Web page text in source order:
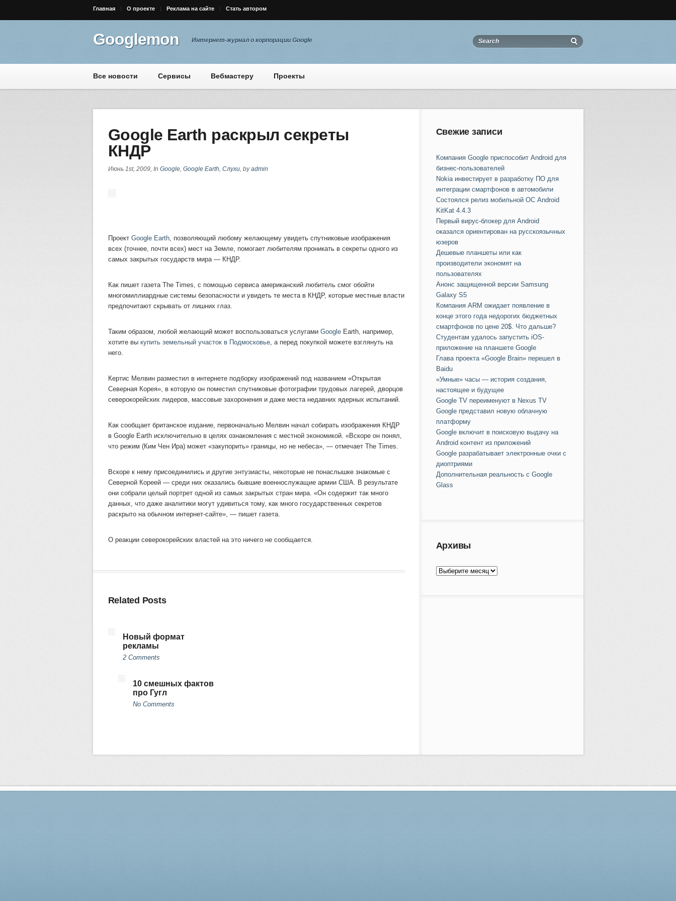
Главная О проекте Реклама на сайте Стать автором
Googlemon Интернет-журнал о корпорации Google
Все новости Сервисы Вебмастеру Проекты
Google Earth раскрыл секреты
КНДР
Июнь 1st, 2009, In Google, Google Earth, Слухи, byadmin
Проект Google Earth, позволяющий любому желающему увидеть спутниковые изображения
всех (точнее, почти всех) мест на Земле, помогает любителям проникать в секреты одного из
самых закрытых государств мира — КНДР.
Как пишет газета The Times, с помощью сервиса американский любитель смог обойти
многомиллиардные системы безопасности и увидеть те места в КНДР, которые местные власти
предпочитают скрывать от лишних глаз.
Таким образом, любой желающий может воспользоваться услугами GoogleEarth, например,
хотите вы купить земельный участок в Подмосковье, а перед покупкой можете взглянуть на
него.
Кертис Мелвин разместил в интернете подборку изображений под названием «Открытая
Северная Корея», в которую он поместил спутниковые фотографии трудовых лагерей, дворцов
северокорейских лидеров, массовые захоронения и даже места недавних ядерных испытаний.
Как сообщает британское издание, первоначально Мелвин начал собирать изображения КНДР
в Google Earth исключительно в целях ознакомления с местной экономикой. «Вскоре он понял,
что режим (Ким Чен Ира) может «закупорить» границы, но не небеса», — отмечает The Times.
Вскоре к нему присоединились и другие энтузиасты, некоторые не понаслышке знакомые с
Северной Кореей — среди них оказались бывшие военнослужащие армии США. В результате
они собрали целый портрет одной из самых закрытых стран мира. «Он содержит так много
данных, что даже аналитики могут удивиться тому, как много государственных секретов
раскрыто на обычном интернет-сайте», — пишет газета.
О реакции северокорейских властей на это ничего не сообщается.
Related Posts
Новый формат
рекламы
2 Comments
10 смешных фактов
про Гугл
No Comments
Свежие записи
Компания Google приспособит Android для
бизнес-пользователей
Nokia инвестирует в разработку ПО для
интеграции смартфонов в автомобили
Состоялся релиз мобильной ОС Android
KitKat 4.4.3
Первый вирус-блокер для Android
оказался ориентирован на русскоязычных
юзеров
Дешевые планшеты или как
производители экономят на
пользователях
Анонс защищенной версии Samsung
Galaxy S5
Компания ARM ожидает появление в
конце этого года недорогих бюджетных
смартфонов по цене 20$. Что дальше?
Студентам удалось запустить iOS-
приложение на планшете Google
Глава проекта «Google Brain» перешел в
Baidu
«Умные» часы — история создания,
настоящее и будущее
Google TV переименуют в Nexus TV
Googlе представил новую облачную
платформу
Google включит в поисковую выдачу на
Android контент из приложений
Google разрабатывает электронные очки с
диоптриями
Дополнительная реальность с Google
Glass
Архивы